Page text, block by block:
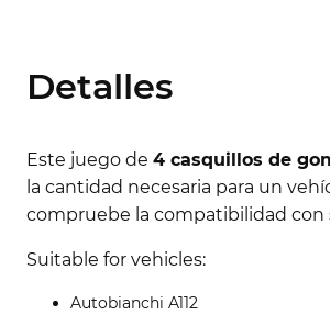
Detalles
Este juego de 4 casquillos de
la cantidad necesaria para un
compruebe la compatibilidad
Suitable for vehicles:
Autobianchi A112